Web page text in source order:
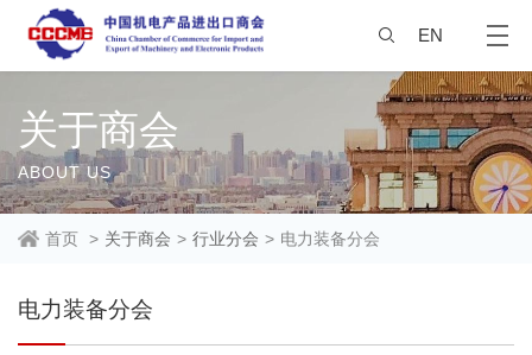
EN
关于商会
ABOUT US
首页 > 关于商会 > 行业分会 > 电力装备分会
电力装备分会